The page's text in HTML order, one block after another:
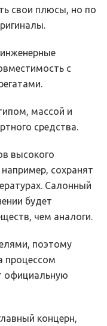
свои плюсы, но по
с
массой и
средства.
высокого
сохранят
Салонный
будет
чем аналоги.
поэтому
процессом
официальную
концерн,